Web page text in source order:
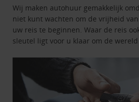
Wij maken autohuur gemakkelijk
niet kunt wachten om de vrijheid
uw reis te beginnen. Waar de reis
sleutel ligt voor u klaar om de wereld